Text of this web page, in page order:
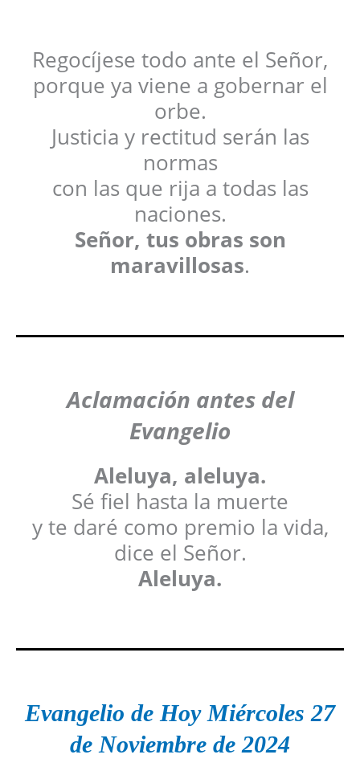
Regocíjese todo ante el Señor,
porque ya viene a gobernar el
orbe.
Justicia y rectitud serán las
normas
con las que rija a todas las
naciones.
Señor, tus obras son
maravillosas.
Aclamación antes del
Evangelio
Aleluya, aleluya.
Sé fiel hasta la muerte
y te daré como premio la vida,
dice el Señor.
Aleluya.
Evangelio de Hoy Miércoles 27
de Noviembre de 2024